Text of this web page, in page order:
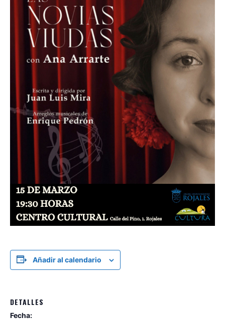
Añadir al calendario
DETALLES
Fecha: